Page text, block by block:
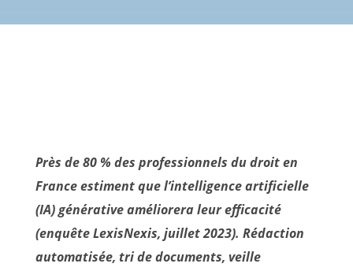
Près de 80 % des professionnels du droit en
France estiment que l’intelligence artificielle
(IA) générative améliorera leur efficacité
(enquête LexisNexis, juillet 2023). Rédaction
automatisée, tri de documents, veille